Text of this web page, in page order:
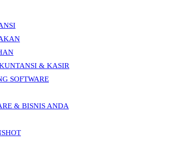
& KASIR
SOFTWARE
& BISNIS ANDA